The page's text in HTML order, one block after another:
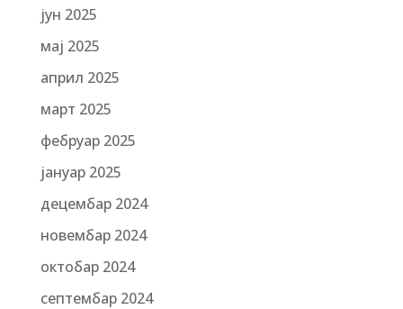
јун 2025
мај 2025
април 2025
март 2025
фебруар 2025
јануар 2025
децембар 2024
новембар 2024
октобар 2024
септембар 2024